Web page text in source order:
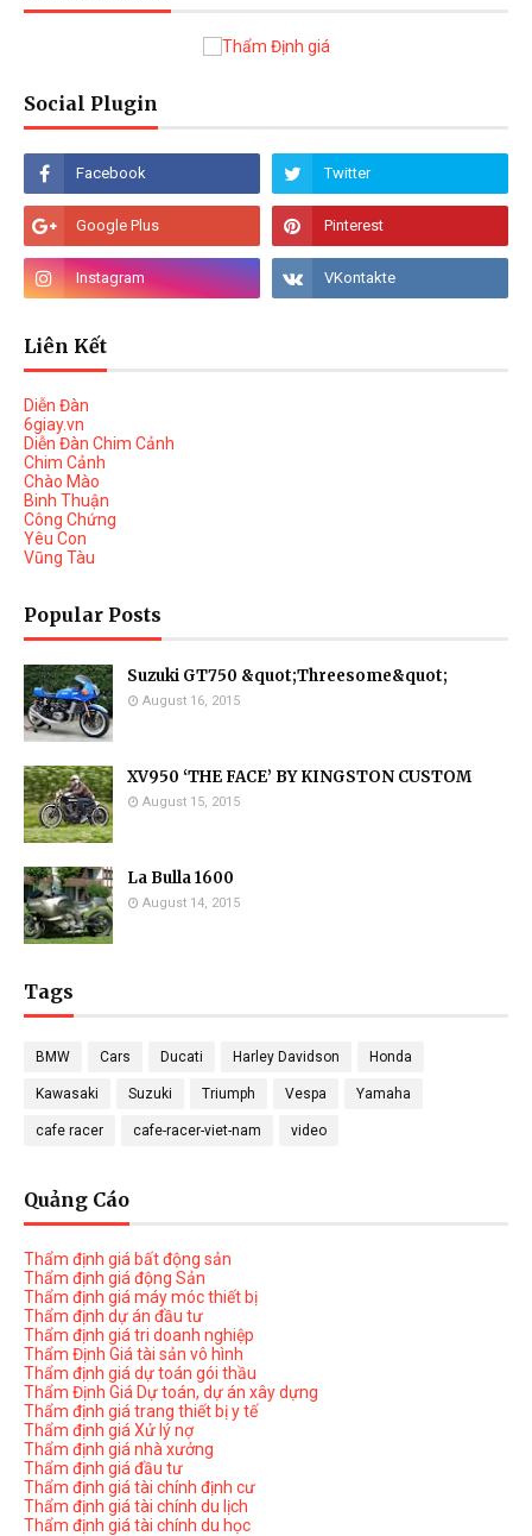
Social Plugin
Liên Kết
Diễn Đàn
6giay.vn
Diễn Đàn Chim Cảnh
Chim Cảnh
Chào Mào
Binh Thuận
Công Chứng
Yêu Con
Vũng Tàu
Popular Posts
Suzuki GT750 &quot;Threesome&quot;
August 16, 2015
XV950 ‘THE FACE’ BY KINGSTON CUSTOM
August 15, 2015
La Bulla 1600
August 14, 2015
Tags
BMW Cars Ducati Harley Davidson Honda
Kawasaki Suzuki Triumph Vespa Yamaha
cafe racer cafe-racer-viet-nam video
Quảng Cáo
Thẩm định giá bất động sản
Thẩm định giá động Sản
Thẩm định giá máy móc thiết bị
Thẩm định dự án đầu tư
Thẩm định giá tri doanh nghiệp
Thẩm Định Giá tài sản vô hình
Thẩm định giá dự toán gói thầu
Thẩm Định Giá Dự toán, dự án xây dựng
Thẩm định giá trang thiết bị y tế
Thẩm định giá Xử lý nợ
Thẩm định giá nhà xưởng
Thẩm định giá đầu tư
Thẩm định giá tài chính định cư
Thẩm định giá tài chính du lịch
Thẩm định giá tài chính du học